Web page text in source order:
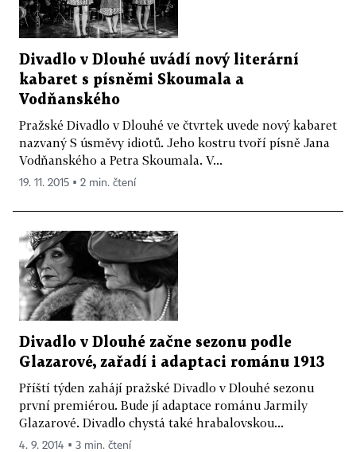
Divadlo v Dlouhé uvádí nový literární
kabaret s písněmi Skoumala a
Vodňanského
Pražské Divadlo v Dlouhé ve čtvrtek uvede nový kabaret
nazvaný S úsměvy idiotů. Jeho kostru tvoří písně Jana
Vodňanského a Petra Skoumala. V...
19. 11. 2015 ▪ 2 min. čtení
Divadlo v Dlouhé začne sezonu podle
Glazarové, zařadí i adaptaci románu 1913
Příští týden zahájí pražské Divadlo v Dlouhé sezonu
první premiérou. Bude jí adaptace románu Jarmily
Glazarové. Divadlo chystá také hrabalovskou...
4. 9. 2014 ▪ 3 min. čtení